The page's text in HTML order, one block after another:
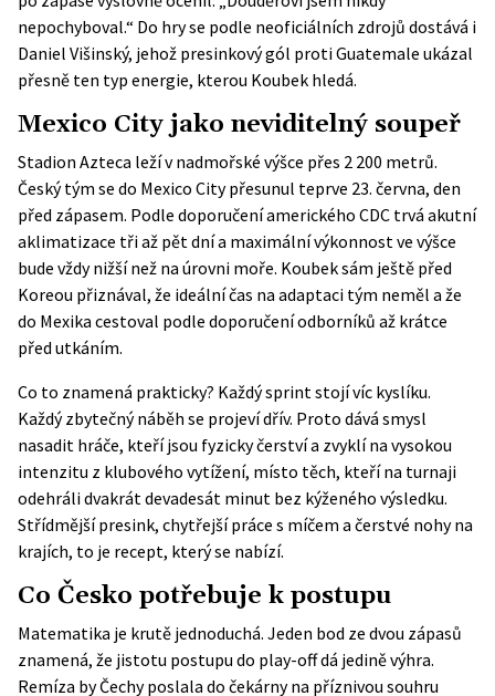
nepochyboval.“ Do hry se podle neoficiálních zdrojů dostává i
Daniel Višinský, jehož presinkový gól proti Guatemale ukázal
přesně ten typ energie, kterou Koubek hledá.
Mexico City jako neviditelný soupeř
Stadion Azteca leží v nadmořské výšce přes 2 200 metrů.
Český tým se do Mexico City přesunul teprve 23. června, den
před zápasem. Podle doporučení amerického CDC trvá akutní
aklimatizace tři až pět dní a maximální výkonnost ve výšce
bude vždy nižší než na úrovni moře. Koubek sám ještě před
Koreou přiznával, že ideální čas na adaptaci tým neměl a že
do Mexika cestoval podle doporučení odborníků až krátce
před utkáním.
Co to znamená prakticky? Každý sprint stojí víc kyslíku.
Každý zbytečný náběh se projeví dřív. Proto dává smysl
nasadit hráče, kteří jsou fyzicky čerství a zvyklí na vysokou
intenzitu z klubového vytížení, místo těch, kteří na turnaji
odehráli dvakrát devadesát minut bez kýženého výsledku.
Střídmější presink, chytřejší práce s míčem a čerstvé nohy na
krajích, to je recept, který se nabízí.
Co Česko potřebuje k postupu
Matematika je krutě jednoduchá. Jeden bod ze dvou zápasů
znamená, že jistotu postupu do play-off dá jedině výhra.
Remíza by Čechy poslala do čekárny na příznivou souhru